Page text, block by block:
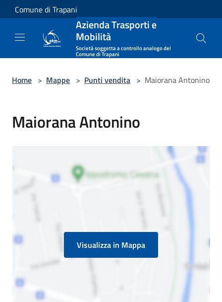
Salta al contenuto principale
Comune di Trapani
Azienda Trasporti e
Mobilità
Società soggetta a controllo analogo del
Comune di Trapani
Home > Mappe > Punti vendita > Maiorana Antonino
Maiorana Antonino
Visualizza in Mappa